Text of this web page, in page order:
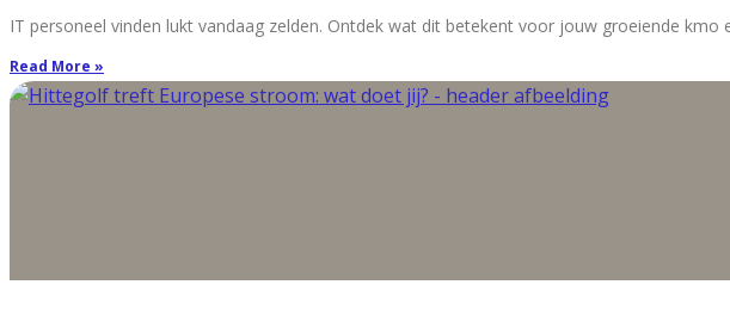
IT personeel vinden lukt vandaag zelden. Ontdek wat dit betekent voor jouw groeiende
Read More »